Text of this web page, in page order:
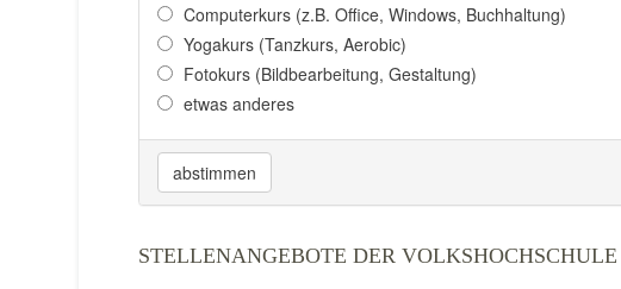
Computerkurs (z.B. Office, Windows, Buchhaltung)
Yogakurs (Tanzkurs, Aerobic)
Fotokurs (Bildbearbeitung, Gestaltung)
etwas anderes
abstimmen
STELLENANGEBOTE DER